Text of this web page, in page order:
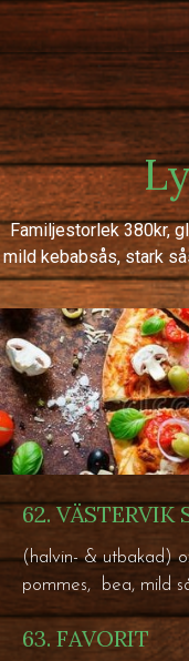
Familjestorlek 380kr,
mild kebabsås, stark
62. VÄSTERVIK
(halvin- & utbakad)
pommes, bea, mild
63. FAVORIT